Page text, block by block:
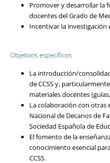
Promover y desarrollar la
docentes del Grado de
Incentivar la investigación
Objetivos específicos
La introducción/
de CCSS y,
materiales docentes
La colaboración con otras
Nacional de Decanos de
Sociedad Española de
El fomento de la
conocimiento esencial
CCSS.